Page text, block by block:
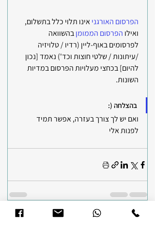
הפרסום האורגני אינו תלוי כלל בתשלום,
ואילו הפרסום הממומן בהשוואה
לפרסומים באוף-ליין (רדיו / טלויזיה
/עיתונות / שלטי חוצות וכד') נאמד [נכון
להיום] בכחצי מעלויות הפרסום במדיות
השונות.
בהצלחה (:
ואם יש לך צורך בעזרה, אפשר תמיד
לפנות אלי
הצג הכול